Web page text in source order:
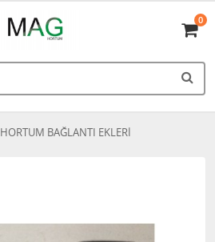
0
HORTUM BAĞLANTI EKLERİ